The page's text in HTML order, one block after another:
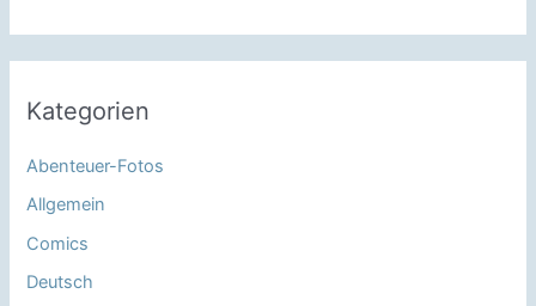
Kategorien
Abenteuer-Fotos
Allgemein
Comics
Deutsch